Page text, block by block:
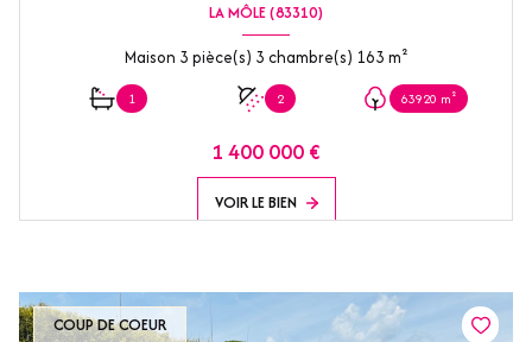
LA MÔLE (83310)
Maison 3 pièce(s) 3 chambre(s) 163 m²
1 2 63920 m²
1 400 000 €
VOIR LE BIEN
COUP DE COEUR